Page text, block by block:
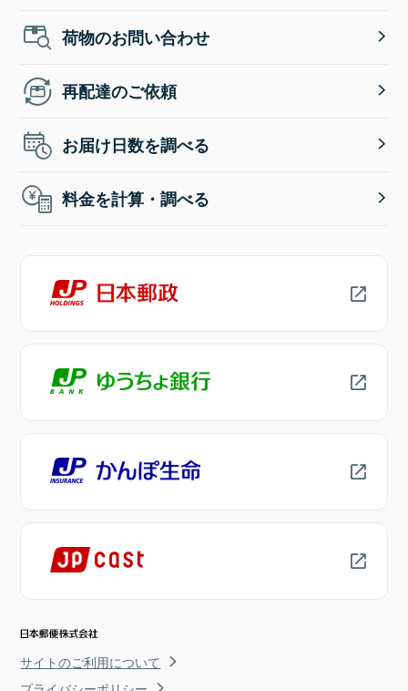
荷物のお問い合わせ
再配達のご依頼
お届け日数を調べる
料金を計算・調べる
サイトのご利用について